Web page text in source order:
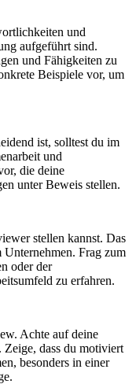
und
aufgeführt sind.
und Fähigkeiten zu
Beispiele vor, um
ist, solltest du im
und
die deine
unter Beweis stellen.
stellen kannst. Das
Unternehmen. Frag zum
oder der
zu erfahren.
Achte auf deine
dass du motiviert
besonders in einer